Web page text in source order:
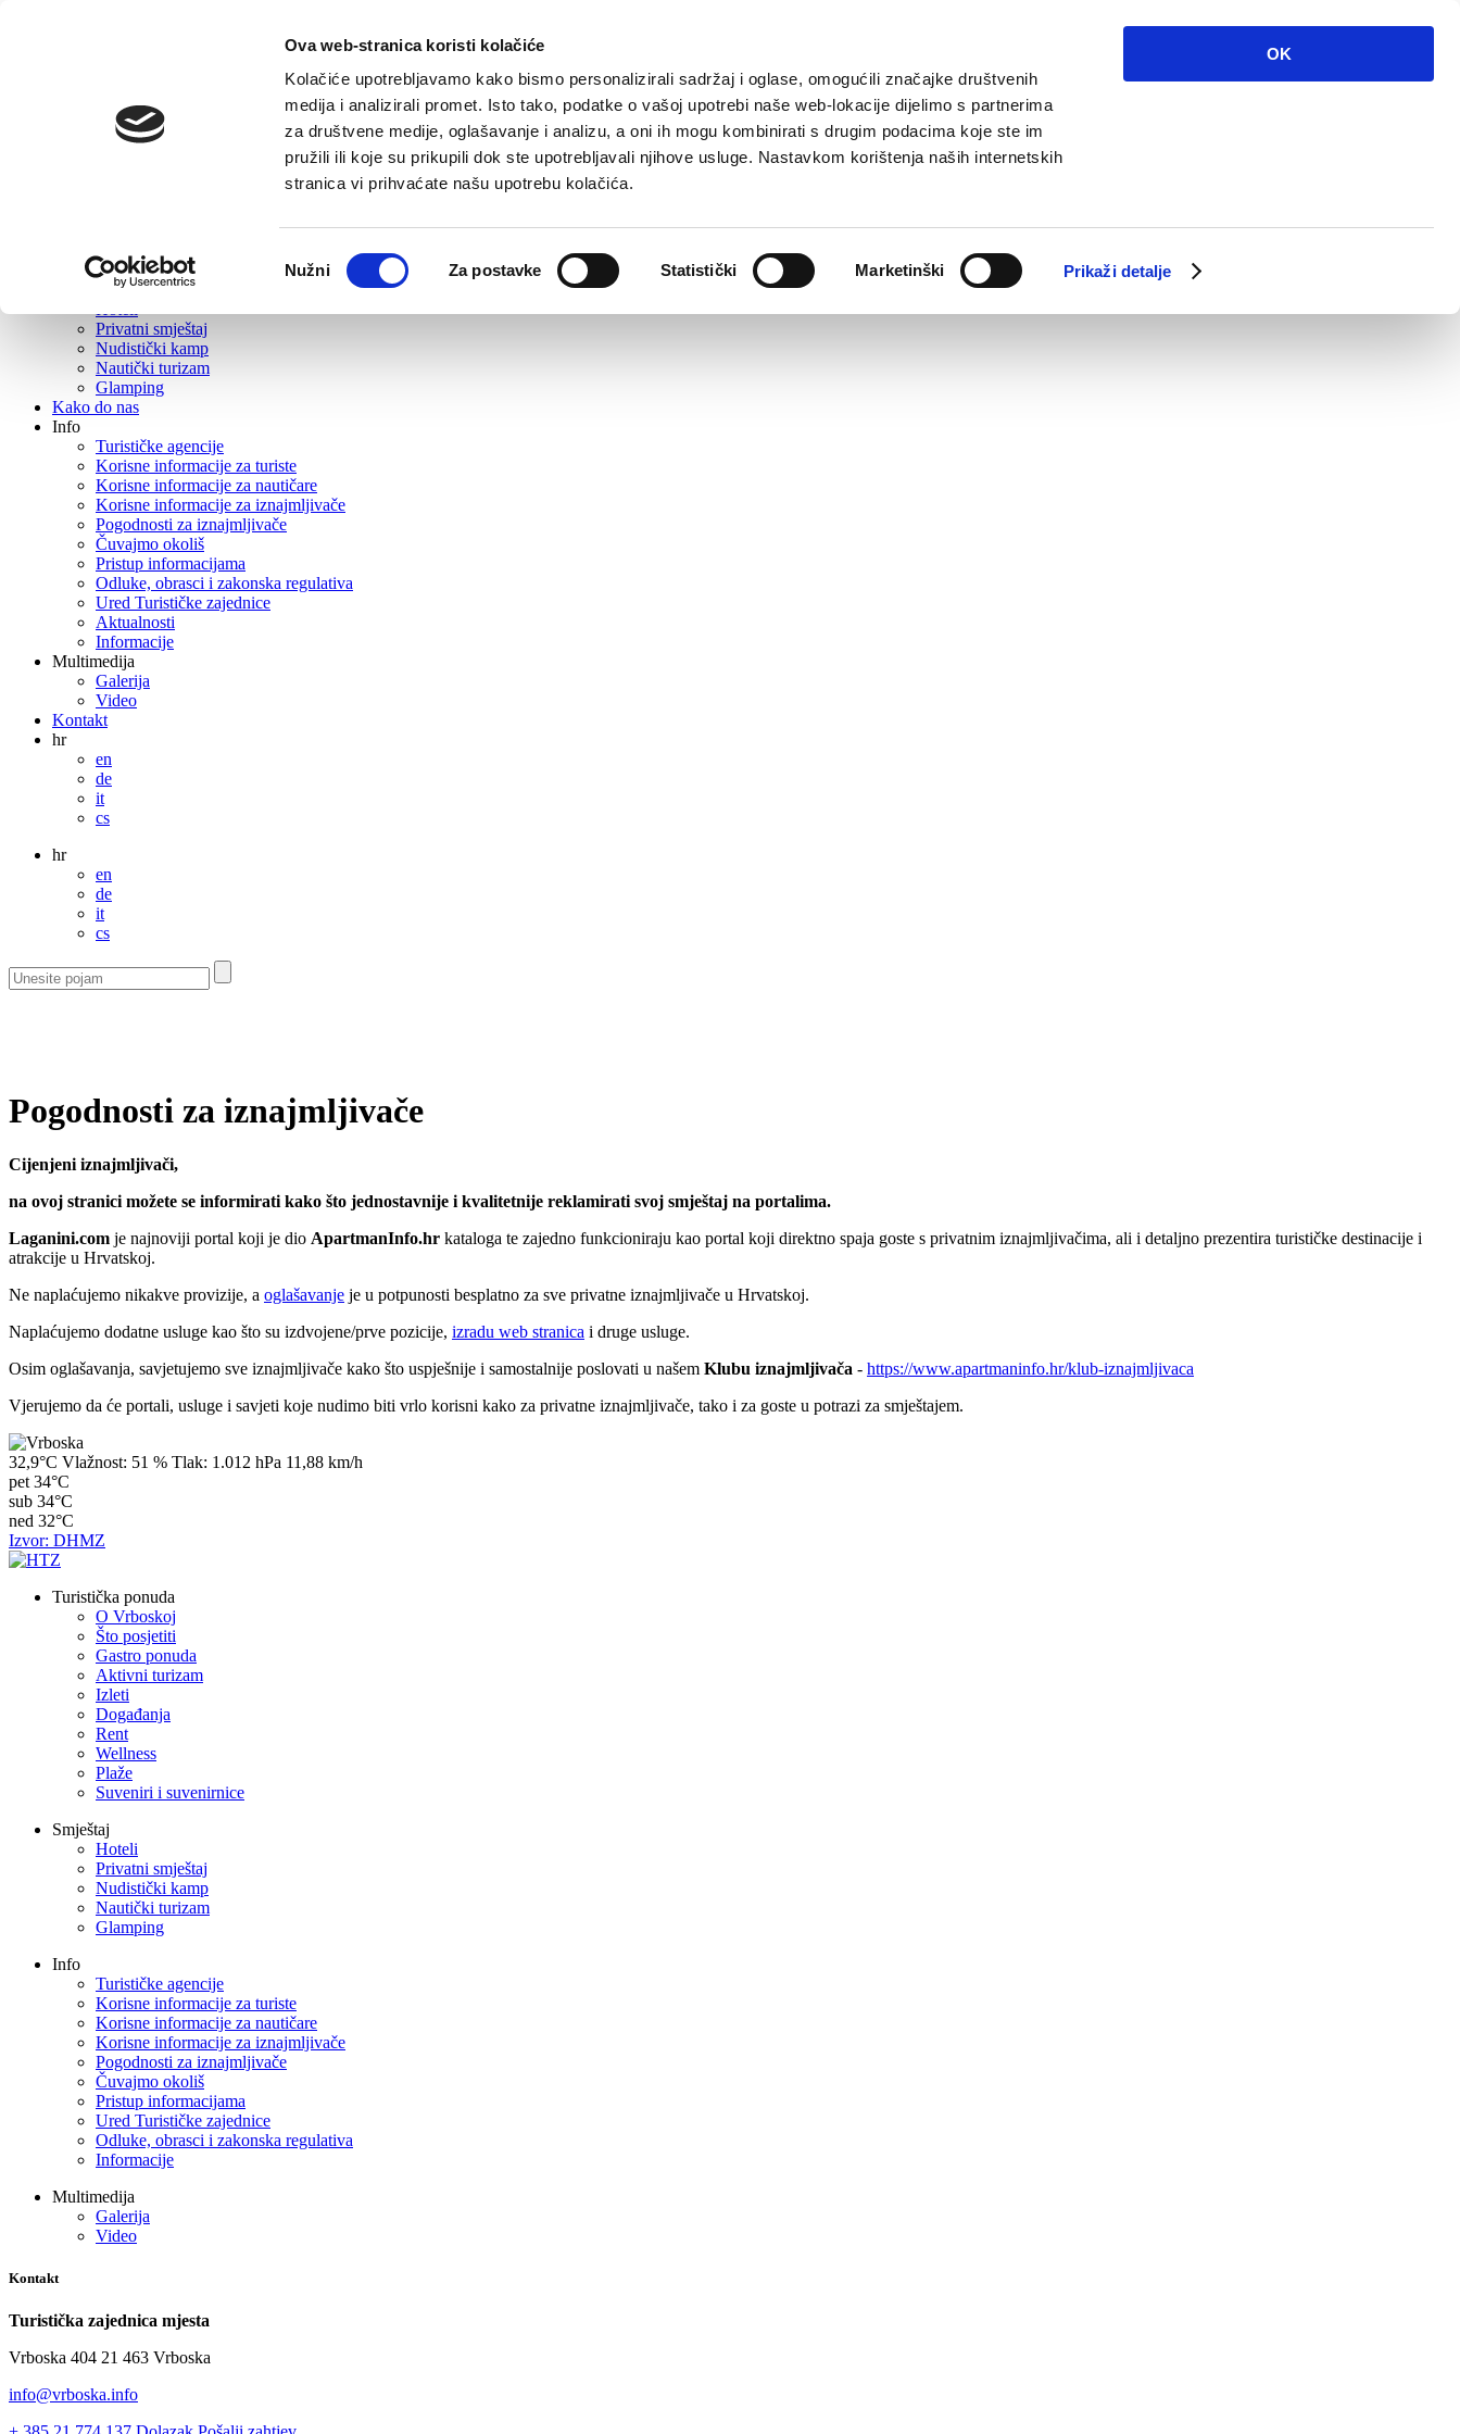
Ova web-stranica koristi kolačiće
Kolačiće upotrebljavamo kako bismo personalizirali sadržaj i oglase, omogućili značajke društvenih
medija i analizirali promet. Isto tako, podatke o vašoj upotrebi naše web-lokacije dijelimo s partnerima
za društvene medije, oglašavanje i analizu, a oni ih mogu kombinirati s drugim podacima koje ste im
pružili ili koje su prikupili dok ste upotrebljavali njihove usluge. Nastavkom korištenja naših internetskih
stranica vi prihvaćate našu upotrebu kolačića.
pristanka
Nužni Za postavke Statistički Marketinški Prikaži detalje
OK
Što posjetiti
Gastro ponuda
Suveniri i suvenirnice
Privatni smještaj
Nudistički kamp
Nautički turizam
Glamping
Kako do nas
Info
Turističke agencije
Korisne informacije za turiste
Korisne informacije za nautičare
Korisne informacije za iznajmljivače
Pogodnosti za iznajmljivače
Čuvajmo okoliš
Pristup informacijama
Odluke, obrasci i zakonska regulativa
Ured Turističke zajednice
Aktualnosti
Informacije
Multimedija
Galerija
Video
Kontakt
hr
en
de
it
cs
hr
en
de
it
cs
Pogodnosti za iznajmljivače
Cijenjeni iznajmljivači,
na ovoj stranici možete se informirati kako što jednostavnije i kvalitetnije reklamirati svoj smještaj na portalima.
Laganini.com je najnoviji portal koji je dio ApartmanInfo.hr kataloga te zajedno funkcioniraju kao portal koji direktno spaja goste s privatnim iznajmljivačima, ali i detaljno prezentira turističke destinacije i
atrakcije u Hrvatskoj.
Ne naplaćujemo nikakve provizije, a oglašavanje je u potpunosti besplatno za sve privatne iznajmljivače u Hrvatskoj.
Naplaćujemo dodatne usluge kao što su izdvojene/prve pozicije, izradu web stranica i druge usluge.
Osim oglašavanja, savjetujemo sve iznajmljivače kako što uspješnije i samostalnije poslovati u našem Klubu iznajmljivača - https://www.apartmaninfo.hr/klub-iznajmljivaca
Vjerujemo da će portali, usluge i savjeti koje nudimo biti vrlo korisni kako za privatne iznajmljivače, tako i za goste u potrazi za smještajem.
32,9°C Vlažnost: 51 % Tlak: 1.012 hPa 11,88 km/h
pet 34°C
sub 34°C
ned 32°C
Izvor: DHMZ
Turistička ponuda
O Vrboskoj
Što posjetiti
Gastro ponuda
Aktivni turizam
Izleti
Događanja
Rent
Wellness
Plaže
Suveniri i suvenirnice
Smještaj
Hoteli
Privatni smještaj
Nudistički kamp
Nautički turizam
Glamping
Info
Turističke agencije
Korisne informacije za turiste
Korisne informacije za nautičare
Korisne informacije za iznajmljivače
Pogodnosti za iznajmljivače
Čuvajmo okoliš
Pristup informacijama
Ured Turističke zajednice
Odluke, obrasci i zakonska regulativa
Informacije
Multimedija
Galerija
Video
Kontakt
Turistička zajednica mjesta
Vrboska 404 21 463 Vrboska
info@vrboska.info